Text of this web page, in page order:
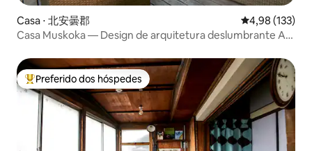
Casa ⋅ 北安曇郡 4,98 de uma
4,98 (133)
Casa Muskoka — Design de arquitetura deslumbrante Ar-
Entre os melhores preferidos dos hóspedes
Preferido dos hóspedes